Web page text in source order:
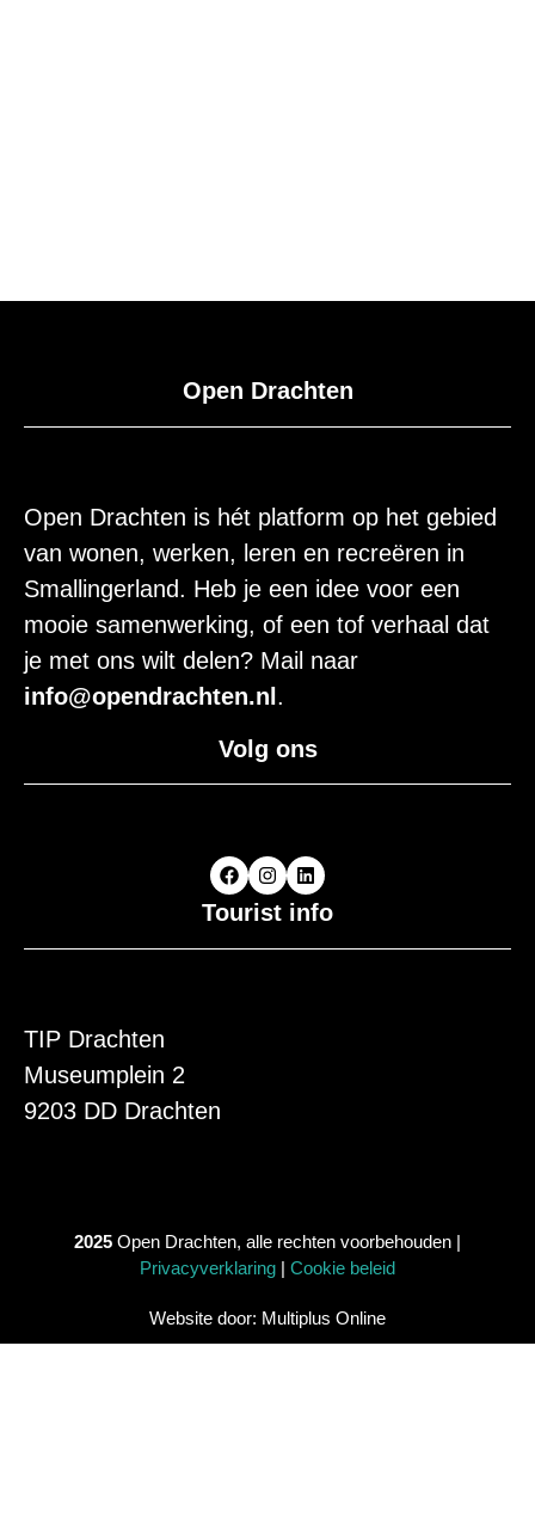
Open Drachten
Open Drachten is hét platform op het gebied
van wonen, werken, leren en recreëren in
Smallingerland. Heb je een idee voor een
mooie samenwerking, of een tof verhaal dat
je met ons wilt delen? Mail naar
info@opendrachten.nl.
Volg ons
Tourist info
TIP Drachten
Museumplein 2
9203 DD Drachten
2025 Open Drachten, alle rechten voorbehouden |
Privacyverklaring | Cookie beleid
Website door: Multiplus Online